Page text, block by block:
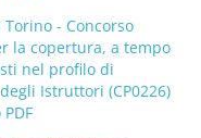
- Concorso
la copertura, a tempo
nel profilo di
Istruttori (CP0226)